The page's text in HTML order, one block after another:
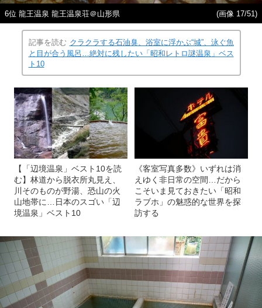
6位 龍王温泉 龍王温泉荘＠山形県 (画像 17/51)
記事を読む クラクラする石油臭、浴室に浮かぶ“城”、泳ぐ魚
と目が合う風呂…絶対に残したい「昭和レトロ謎温泉」ベス
ト10
【「辺境温泉」ベスト10を読
む】林道から脱衣所丸見え、
川そのものが野湯、恐山の火
山地帯に…日本のスゴい「辺
境温泉」ベスト10
《客室写真多数》いずれは消
えゆく非日常の空間…だから
こそいま見ておきたい「昭和
ラブホ」の魅惑的な世界を探
訪する